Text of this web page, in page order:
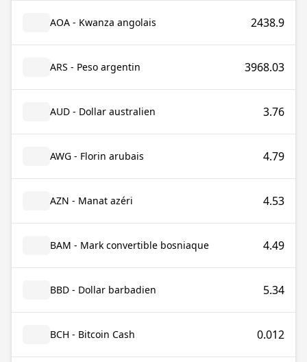
AOA - Kwanza angolais 2438.9
ARS - Peso argentin 3968.03
AUD - Dollar australien 3.76
AWG - Florin arubais 4.79
AZN - Manat azéri 4.53
BAM - Mark convertible bosniaque 4.49
BBD - Dollar barbadien 5.34
BCH - Bitcoin Cash 0.012